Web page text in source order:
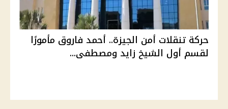
حركة تنقلات أمن الجيزة.. أحمد فاروق مأمورًا
لقسم أول الشيخ زايد ومصطفى...